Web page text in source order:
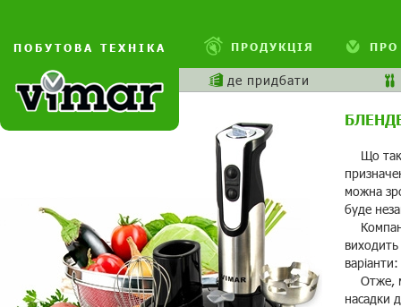
ПОБУТОВА ТЕХНІКА ПРОДУКЦІЯ ПРО
де придбати
Що
можна
буде
Отже,
насадки